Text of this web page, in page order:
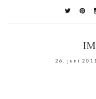
26. juni